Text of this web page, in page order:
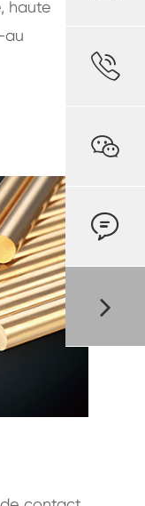
haute
au


